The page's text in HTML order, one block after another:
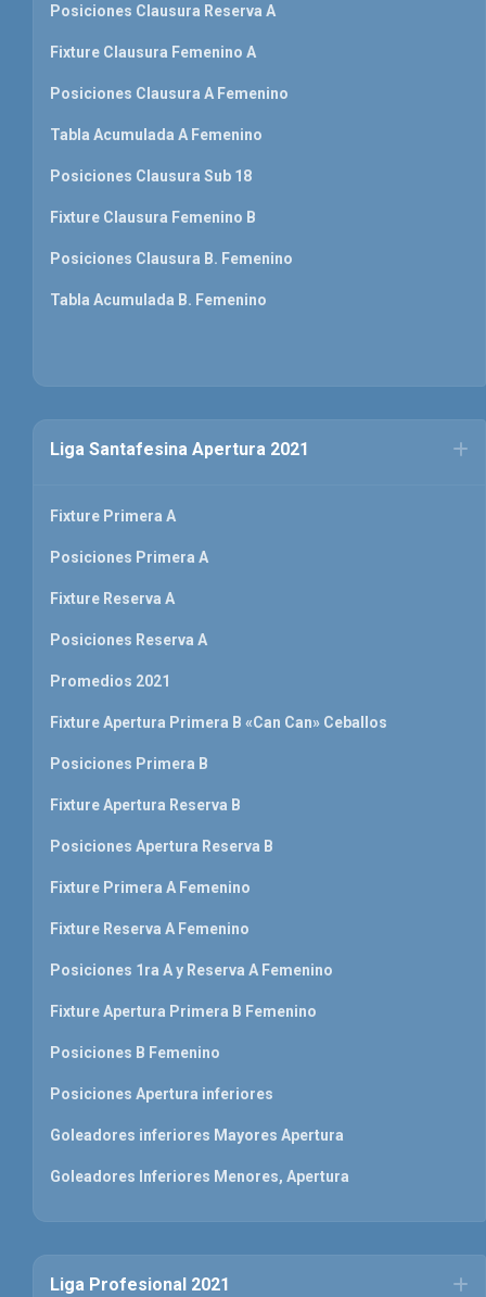
Posiciones Clausura Reserva A
Fixture Clausura Femenino A
Posiciones Clausura A Femenino
Tabla Acumulada A Femenino
Posiciones Clausura Sub 18
Fixture Clausura Femenino B
Posiciones Clausura B. Femenino
Tabla Acumulada B. Femenino
Liga Santafesina Apertura 2021
Fixture Primera A
Posiciones Primera A
Fixture Reserva A
Posiciones Reserva A
Promedios 2021
Fixture Apertura Primera B «Can Can» Ceballos
Posiciones Primera B
Fixture Apertura Reserva B
Posiciones Apertura Reserva B
Fixture Primera A Femenino
Fixture Reserva A Femenino
Posiciones 1ra A y Reserva A Femenino
Fixture Apertura Primera B Femenino
Posiciones B Femenino
Posiciones Apertura inferiores
Goleadores inferiores Mayores Apertura
Goleadores Inferiores Menores, Apertura
Liga Profesional 2021